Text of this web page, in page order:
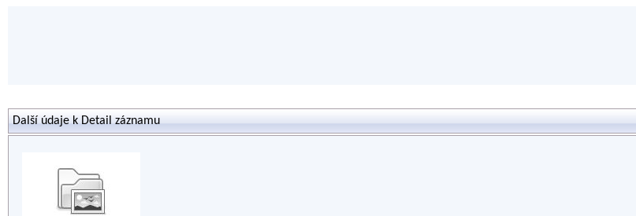
Další údaje k Detail záznamu